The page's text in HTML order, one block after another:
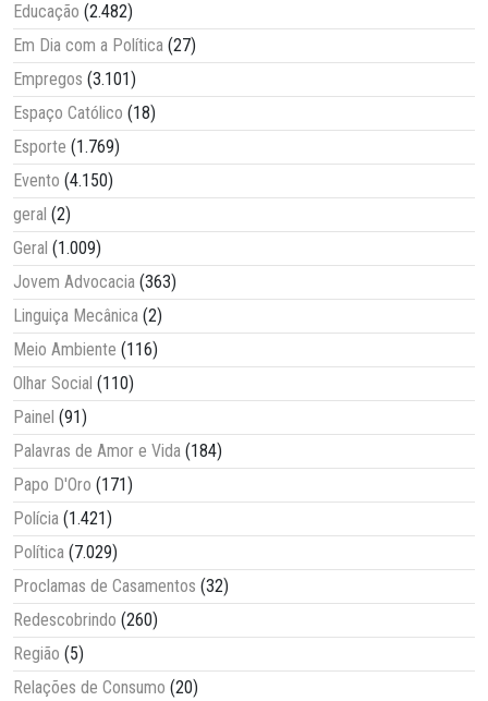
Educação (2.482)
Em Dia com a Política (27)
Empregos (3.101)
Espaço Católico (18)
Esporte (1.769)
Evento (4.150)
geral (2)
Geral (1.009)
Jovem Advocacia (363)
Linguiça Mecânica (2)
Meio Ambiente (116)
Olhar Social (110)
Painel (91)
Palavras de Amor e Vida (184)
Papo D'Oro (171)
Polícia (1.421)
Política (7.029)
Proclamas de Casamentos (32)
Redescobrindo (260)
Região (5)
Relações de Consumo (20)